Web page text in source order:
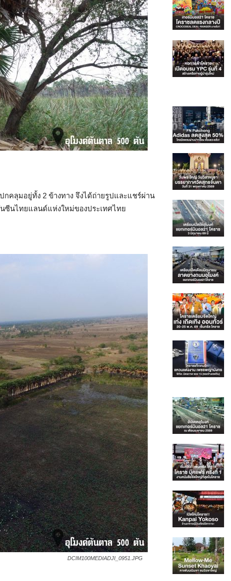
กคลุมอยู่ทั้ง 2 ข้างทาง จึงได้ถ่ายรูปและแชร์ผ่าน
ซีนไทยแลนด์แห่งใหม่ของประเทศไทย
DCIM100MEDIADJI_0951.JPG